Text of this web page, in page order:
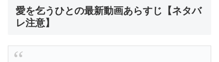
愛を乞うひとの最新動画あらすじ【ネタバ
レ注意】